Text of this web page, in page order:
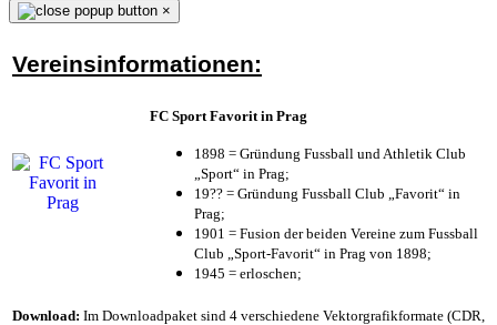
×
Vereinsinformationen:
FC Sport Favorit in Prag
1898 = Gründung Fussball und Athletik Club
„Sport“ in Prag;
19?? = Gründung Fussball Club „Favorit“ in
Prag;
1901 = Fusion der beiden Vereine zum Fussball
Club „Sport-Favorit“ in Prag von 1898;
1945 = erloschen;
Download: Im Downloadpaket sind 4 verschiedene Vektorgrafikformate (CDR,